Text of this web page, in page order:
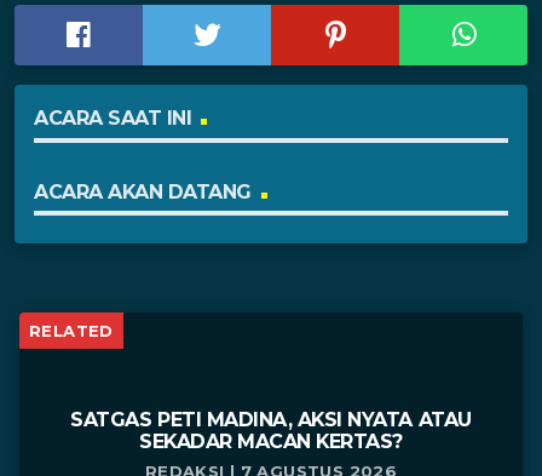
ACARA SAAT INI
ACARA AKAN DATANG
RELATED
SATGAS PETI MADINA, AKSI NYATA ATAU
SEKADAR MACAN KERTAS?
REDAKSI | 7 AGUSTUS 2026